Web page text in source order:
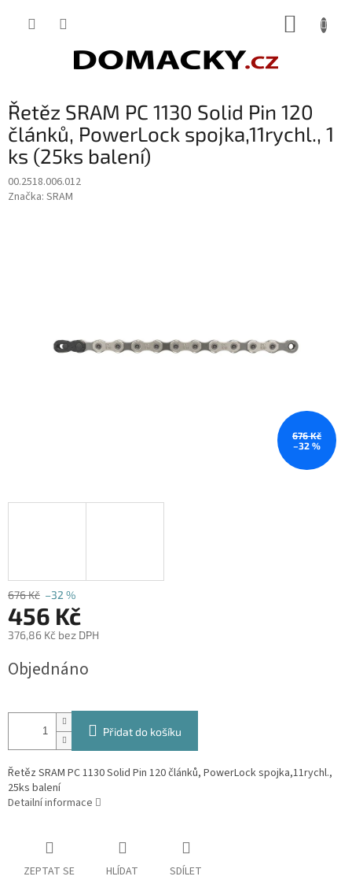
Řetěz SRAM PC 1130 Solid Pin 120
článků, PowerLock spojka,11rychl., 1
ks (25ks balení)
00.2518.006.012
Značka: SRAM
676 Kč
–32 %
676 Kč –32 %
456 Kč
376,86 Kč bez DPH
cena:
Objednáno
Přidat do košíku
Řetěz SRAM PC 1130 Solid Pin 120 článků, PowerLock spojka,11rychl.,
25ks balení
Detailní informace
ZEPTAT SE HLÍDAT SDÍLET